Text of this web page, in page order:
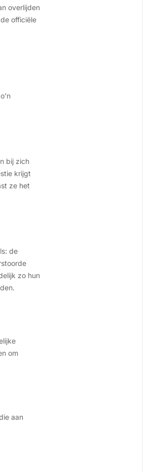
overlijden
officiële
bij zich
krijgt
ze het
de
zo hun
om
aan